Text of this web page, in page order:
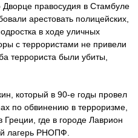
правосудия в Стамбуле
арестовать полицейских,
в ходе уличных
с террористами не привели
террориста были убиты,
который в 90-е годы провел
по обвинению в терроризме,
где в городе Лаврион
лагерь РНОПФ.